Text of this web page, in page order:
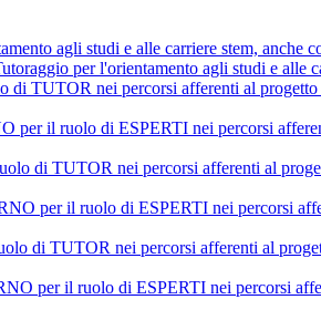
agli studi e alle carriere stem, anche
per l'orientamento agli studi e alle
nei percorsi afferenti al progetto
il ruolo di ESPERTI nei percorsi
di TUTOR nei percorsi afferenti al
per il ruolo di ESPERTI nei percorsi
di TUTOR nei percorsi afferenti al
per il ruolo di ESPERTI nei percorsi